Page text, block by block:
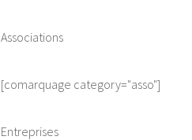
Associations
[comarquage category="asso"]
Entreprises